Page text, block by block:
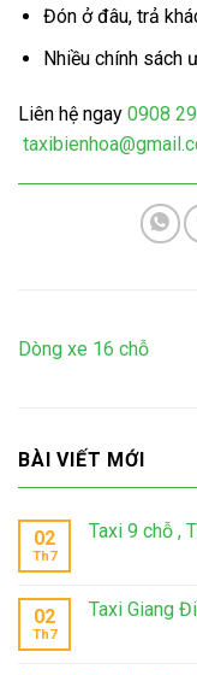
Đón ở đâu, trả
Nhiều chính sách
Liên hệ ngay 0908
Dòng xe 16 chỗ
BÀI VIẾT MỚI
02
Th7
Taxi 9 chỗ ,
02
Th7
Taxi Giang